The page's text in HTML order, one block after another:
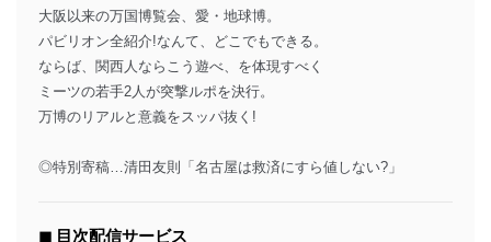
大阪以来の万国博覧会、愛・地球博。
パビリオン全紹介!なんて、どこでもできる。
ならば、関西人ならこう遊べ、を体現すべく
ミーツの若手2人が突撃ルポを決行。
万博のリアルと意義をスッパ抜く!
◎特別寄稿…清田友則「名古屋は救済にすら値しない?」
◼︎ 目次配信サービス